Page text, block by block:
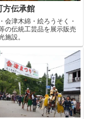
方伝承館
会津木綿・絵ろうそく・
の伝統工芸品を展示販売
施設。